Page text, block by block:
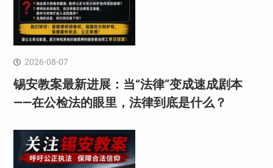
2026-08-07
锡安教案最新进展：当“法律”变成速成剧本
——在公检法的眼里，法律到底是什么？